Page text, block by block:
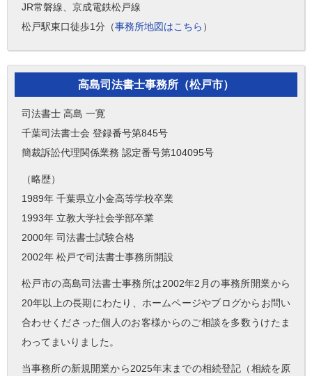
JR常磐線、京成電鉄松戸線
松戸駅東口徒歩1分（事務所地図はこちら ）
高島司法書士事務所（松戸市）
司法書士 高島 一寛
千葉司法書士会 登録番号第845号
簡裁訴訟代理関係業務 認定番号第104095号
（略歴）
1989年 千葉県立小金高等学校卒業
1993年 立教大学社会学部卒業
2000年 司法書士試験合格
2002年 松戸で司法書士事務所開設
松戸市の高島司法書士事務所は2002年2月の事務所開業から
20年以上の長期にわたり、ホームページやブログからお問い
合わせくださった個人のお客様からのご相談を多数うけたま
わってまいりました。
当事務所の新規開業から2025年末までの相続登記（相続を原